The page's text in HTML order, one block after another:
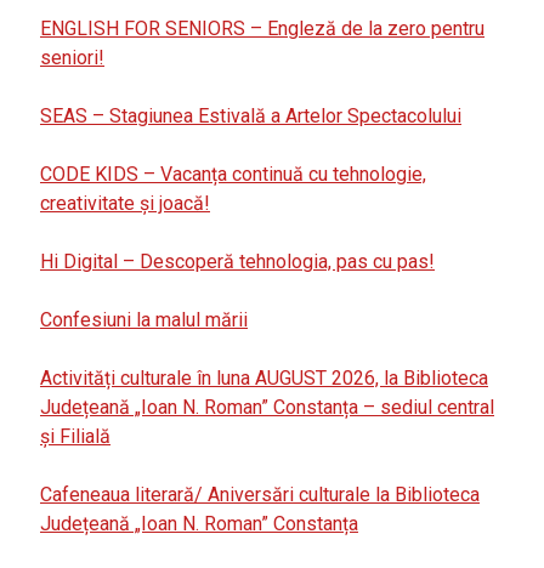
ENGLISH FOR SENIORS – Engleză de la zero pentru
seniori!
SEAS – Stagiunea Estivală a Artelor Spectacolului
CODE KIDS – Vacanța continuă cu tehnologie,
creativitate și joacă!
Hi Digital – Descoperă tehnologia, pas cu pas!
Confesiuni la malul mării
Activități culturale în luna AUGUST 2026, la Biblioteca
Județeană „Ioan N. Roman” Constanța – sediul central
și Filială
Cafeneaua literară/ Aniversări culturale la Biblioteca
Județeană „Ioan N. Roman” Constanța